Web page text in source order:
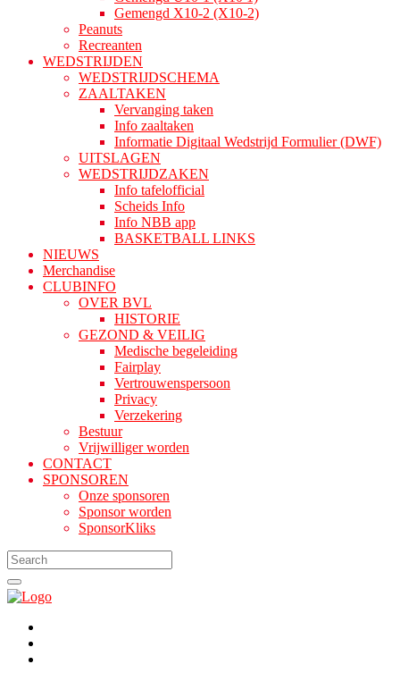
Gemengd X10-2 (X10-2)
Peanuts
Recreanten
WEDSTRIJDEN
WEDSTRIJDSCHEMA
ZAALTAKEN
Vervanging taken
Info zaaltaken
Informatie Digitaal Wedstrijd Formulier (DWF)
UITSLAGEN
WEDSTRIJDZAKEN
Info tafelofficial
Scheids Info
Info NBB app
BASKETBALL LINKS
NIEUWS
Merchandise
CLUBINFO
OVER BVL
HISTORIE
GEZOND & VEILIG
Medische begeleiding
Fairplay
Vertrouwenspersoon
Privacy
Verzekering
Bestuur
Vrijwilliger worden
CONTACT
SPONSOREN
Onze sponsoren
Sponsor worden
SponsorKliks